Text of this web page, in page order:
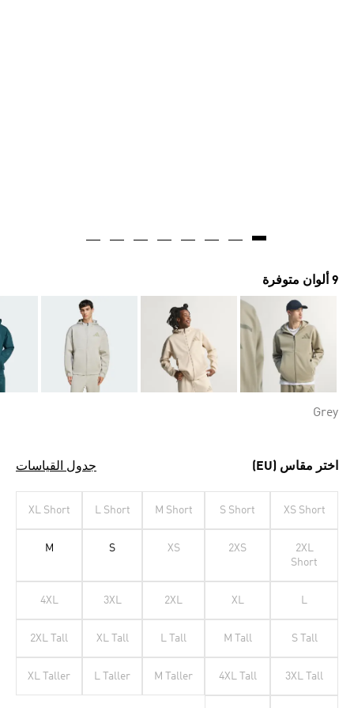
9 ألوان متوفرة
Grey
اختر مقاس (EU) جدول القياسات
XS Short
S Short
M Short
L Short
XL Short
2XL
Short
2XS
XS
S
M
L
XL
2XL
3XL
4XL
S Tall
M Tall
L Tall
XL Tall
2XL Tall
3XL Tall
4XL Tall
M Taller
L Taller
XL Taller